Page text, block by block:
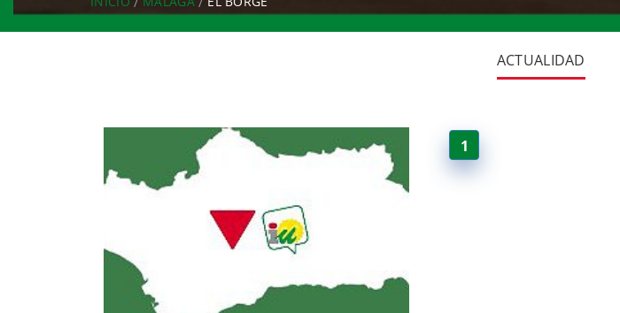
ACTUALIDAD
1